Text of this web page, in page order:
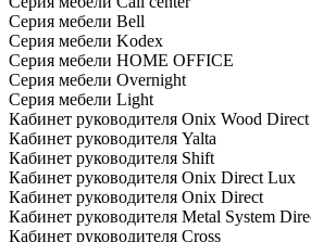
Серия мебели Bell
Серия мебели Kodex
Серия мебели HOME OFFICE
Серия мебели Overnight
Серия мебели Light
Кабинет руководителя Onix Wood Direct
Кабинет руководителя Yalta
Кабинет руководителя Shift
Кабинет руководителя Onix Direct Lux
Кабинет руководителя Onix Direct
Кабинет руководителя Metal System
Кабинет руководителя Cross